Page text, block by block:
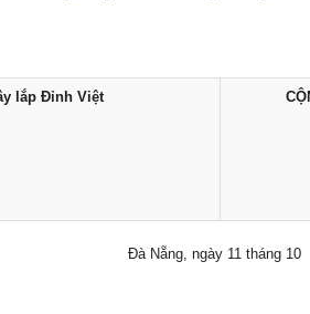
lắp Đỉnh Việt
C
11 tháng 10